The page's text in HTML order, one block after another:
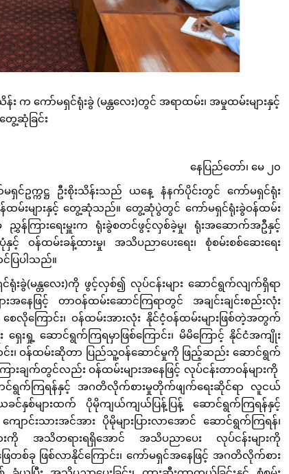
က ကော်မရှင်ရုံးခွဲ (မန္တလေး)တွင် အရာထမ်း၊ အမှုထမ်းများနှင့်
တွေ့ဆုံခြင်း
နေပြည်တော်၊ မေ ၂၀
င်ဥက္ကဋ္ဌ ဦးစိုးသိန်းသည် ယနေ့ နံနက်ပိုင်းတွင် ကော်မရှင်ရုံး
န်ထမ်းများနှင့် တွေ့ဆုံသည်။ တွေ့ဆုံပွဲတွင် ကော်မရှင်ရုံးခွဲဝန်ထမ်း
ညွှန်ကြားရေးမှူးက ရုံးခွဲစတင်ဖွင့်လှစ်ခဲ့မှု၊ ရုံးအဆောက်အဦနှင့်
ဝန်ထမ်းခန့်ထားမှု၊ အသိပညာပေးရေး၊ စုံစမ်းစစ်ဆေးရေး
ပြပါသည်။
ရုံးခွဲ(မန္တလေး)ကို ဖွင့်လှစ်၍ လုပ်ငန်းများ ဆောင်ရွက်လျက်ရှိရာ
ားအနေဖြင့် တာဝန်ထမ်းဆောင်ကြရာတွင် အချင်းချင်းစည်းလုံး
လိုကြောင်း၊ ဝန်ထမ်းအားလုံး နိုင်ငံ့ဝန်ထမ်းများဖြစ်တဲ့အတွက်
ေးရှု့ ဆောင်ရွက်ကြရမှာဖြစ်ကြောင်း၊ မိမိကြောင့် နိုင်ငံအကျိုး
၊ ဝန်ထမ်းဆိုတာ ပြည်သူ့ဝန်ဆောင်မှုကို ဖြည့်ဆည်း ဆောင်ရွက်
ားချက်တွင်လည်း ဝန်ထမ်းများအနေဖြင့် လုပ်ငန်းတာဝန်များကို
င်ရွက်ကြရန်နှင့် အဂတိလိုက်စားမှုတိုက်ဖျက်ရေးဆိုင်ရာ လူငယ်
ခင်နှစ်များထက် ပိုမိုကျယ်ကျယ်ပြန့်ပြန့် ဆောင်ရွက်ကြရန်နှင့်
ာင်းသားအင်အား ပိုမိုများပြားလာအောင် ဆောင်ရွက်ကြရန်၊
ားကို အသိတရားရရှိအောင် အသိပညာပေး လုပ်ငန်းများကို
တစ်ခု ဖြစ်လာနိုင်ကြောင်း၊ ကော်မရှင်အနေဖြင့် အဂတိလိုက်စား